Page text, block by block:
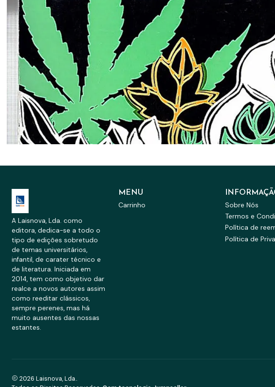
A Laisnova, Lda. como
editora, dedica-se a todo o
tipo de edições sobretudo
de temas universitários,
infantil, de carater técnico e
de literatura. Iniciada em
2014, tem como objetivo dar
realce a novos autores assim
como reeditar clássicos,
sempre perenes, mas há
muito ausentes das nossas
estantes.
MENU
Carrinho
Sobre Nós
Termos e
Política de
Política de
2026 Laisnova, Lda..